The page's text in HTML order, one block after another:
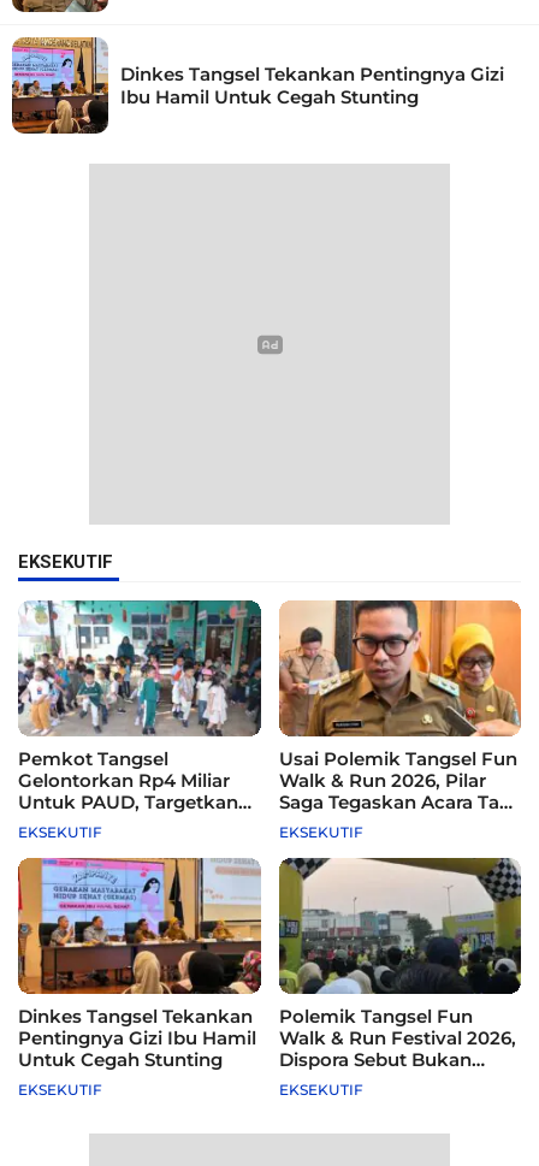
Dinkes Tangsel Tekankan Pentingnya Gizi
Ibu Hamil Untuk Cegah Stunting
EKSEKUTIF
Pemkot Tangsel
Gelontorkan Rp4 Miliar
Untuk PAUD, Targetkan
115 Sekolah
EKSEKUTIF
Usai Polemik Tangsel Fun
Walk & Run 2026, Pilar
Saga Tegaskan Acara Tak
Difasilitasi Pemkot
EKSEKUTIF
Dinkes Tangsel Tekankan
Pentingnya Gizi Ibu Hamil
Untuk Cegah Stunting
EKSEKUTIF
Polemik Tangsel Fun
Walk & Run Festival 2026,
Dispora Sebut Bukan
Agenda Pemkot
EKSEKUTIF